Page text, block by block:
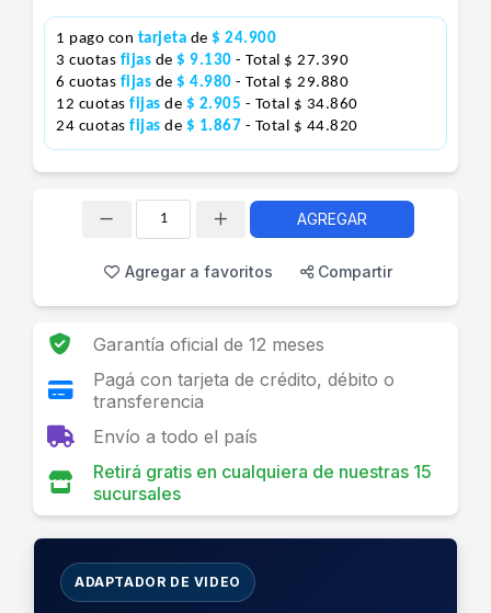
1 pago con tarjeta de $ 24.900
3 cuotas fijas de $ 9.130 - Total $ 27.390
6 cuotas fijas de $ 4.980 - Total $ 29.880
12 cuotas fijas de $ 2.905 - Total $ 34.860
24 cuotas fijas de $ 1.867 - Total $ 44.820
AGREGAR
Agregar a favoritos Compartir
Garantía oficial de 12 meses
Pagá con tarjeta de crédito, débito o
transferencia
Envío a todo el país
Retirá gratis en cualquiera de nuestras 15
sucursales
ADAPTADOR DE VIDEO